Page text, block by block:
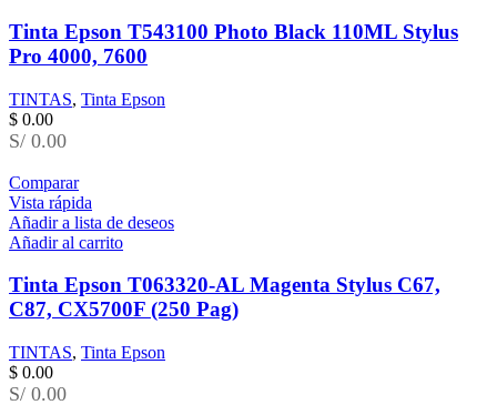
Tinta Epson T543100 Photo Black 110ML Stylus
Pro 4000, 7600
TINTAS, Tinta Epson
$ 0.00
S/ 0.00
Comparar
Vista rápida
Añadir a lista de deseos
Añadir al carrito
Tinta Epson T063320-AL Magenta Stylus C67,
C87, CX5700F (250 Pag)
TINTAS, Tinta Epson
$ 0.00
S/ 0.00